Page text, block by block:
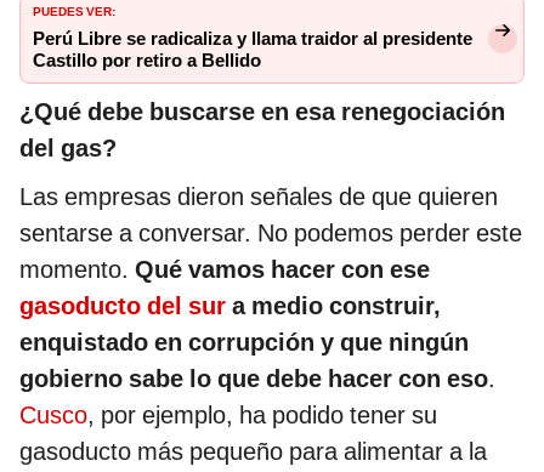
PUEDES VER:
Perú Libre se radicaliza y llama traidor al presidente
Castillo por retiro a Bellido
¿Qué debe buscarse en esa renegociación
del gas?
Las empresas dieron señales de que quieren
sentarse a conversar. No podemos perder este
momento. Qué vamos hacer con ese
gasoducto del sur a medio construir,
enquistado en corrupción y que ningún
gobierno sabe lo que debe hacer con eso.
Cusco, por ejemplo, ha podido tener su
gasoducto más pequeño para alimentar a la